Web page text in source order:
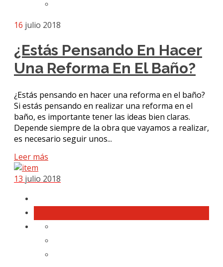
16 julio 2018
¿Estás Pensando En Hacer
Una Reforma En El Baño?
¿Estás pensando en hacer una reforma en el baño?
Si estás pensando en realizar una reforma en el
baño, es importante tener las ideas bien claras.
Depende siempre de la obra que vayamos a realizar,
es necesario seguir unos...
Leer más
13 julio 2018